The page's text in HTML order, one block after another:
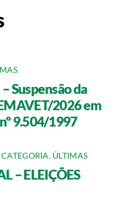
Suspensão da
2026 em
9.504/1997
CATEGORIA, ÚLTIMAS
– ELEIÇÕES